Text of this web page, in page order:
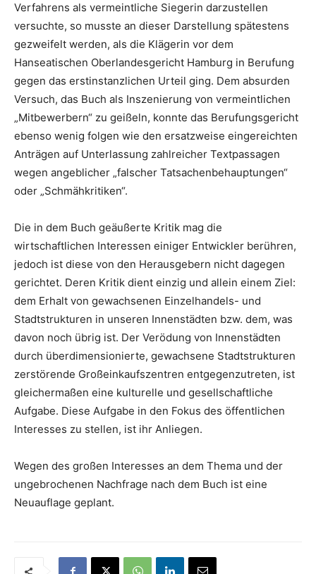
Verfahrens als vermeintliche Siegerin darzustellen
versuchte, so musste an dieser Darstellung spätestens
gezweifelt werden, als die Klägerin vor dem
Hanseatischen Oberlandesgericht Hamburg in Berufung
gegen das erstinstanzlichen Urteil ging. Dem absurden
Versuch, das Buch als Inszenierung von vermeintlichen
„Mitbewerbern“ zu geißeln, konnte das Berufungsgericht
ebenso wenig folgen wie den ersatzweise eingereichten
Anträgen auf Unterlassung zahlreicher Textpassagen
wegen angeblicher „falscher Tatsachenbehauptungen“
oder „Schmähkritiken“.
Die in dem Buch geäußerte Kritik mag die
wirtschaftlichen Interessen einiger Entwickler berühren,
jedoch ist diese von den Herausgebern nicht dagegen
gerichtet. Deren Kritik dient einzig und allein einem Ziel:
dem Erhalt von gewachsenen Einzelhandels- und
Stadtstrukturen in unseren Innenstädten bzw. dem, was
davon noch übrig ist. Der Verödung von Innenstädten
durch überdimensionierte, gewachsene Stadtstrukturen
zerstörende Großeinkaufszentren entgegenzutreten, ist
gleichermaßen eine kulturelle und gesellschaftliche
Aufgabe. Diese Aufgabe in den Fokus des öffentlichen
Interesses zu stellen, ist ihr Anliegen.
Wegen des großen Interesses an dem Thema und der
ungebrochenen Nachfrage nach dem Buch ist eine
Neuauflage geplant.